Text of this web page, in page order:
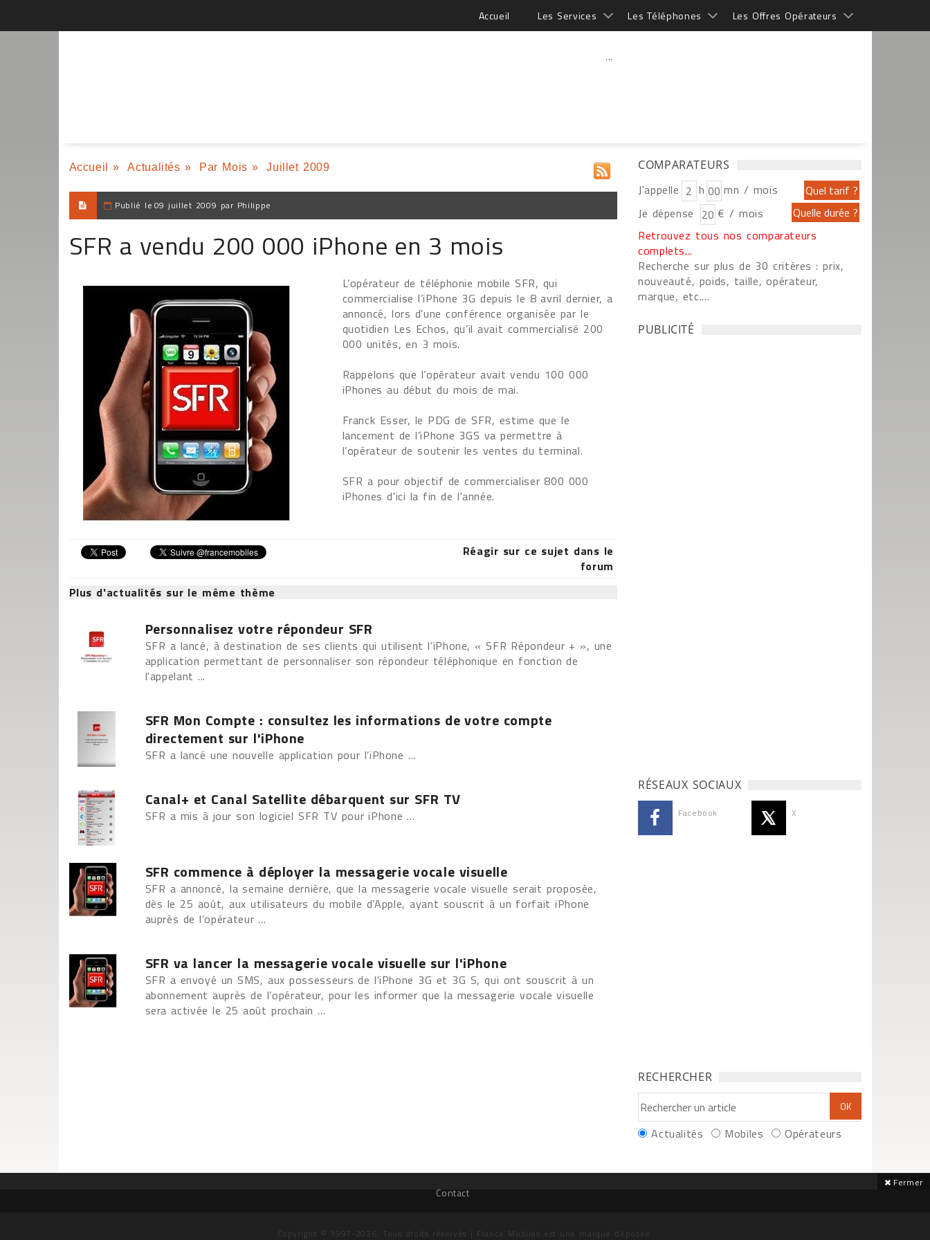
Accueil Les Services Les Téléphones Les Offres Opérateurs
...
Accueil » Actualités » Par Mois » Juillet 2009
Publié le 09 juillet 2009 par Philippe
SFR a vendu 200 000 iPhone en 3 mois
L’opérateur de téléphonie mobile SFR, qui
commercialise l’iPhone 3G depuis le 8 avril dernier, a
annoncé, lors d'une conférence organisée par le
quotidien Les Echos, qu’il avait commercialisé 200
000 unités, en 3 mois.
Rappelons que l’opérateur avait vendu 100 000
iPhones au début du mois de mai.
Franck Esser, le PDG de SFR, estime que le
lancement de l’iPhone 3GS va permettre à
l’opérateur de soutenir les ventes du terminal.
SFR a pour objectif de commercialiser 800 000
iPhones d'ici la fin de l'année.
Réagir sur ce sujet dans le
forum
Plus d'actualités sur le même thème
Personnalisez votre répondeur SFR
SFR a lancé, à destination de ses clients qui utilisent l’iPhone, « SFR Répondeur + », une
application permettant de personnaliser son répondeur téléphonique en fonction de
l'appelant ...
SFR Mon Compte : consultez les informations de votre compte
directement sur l'iPhone
SFR a lancé une nouvelle application pour l’iPhone ...
Canal+ et Canal Satellite débarquent sur SFR TV
SFR a mis à jour son logiciel SFR TV pour iPhone ...
SFR commence à déployer la messagerie vocale visuelle
SFR a annoncé, la semaine dernière, que la messagerie vocale visuelle serait proposée,
dès le 25 août, aux utilisateurs du mobile d’Apple, ayant souscrit à un forfait iPhone
auprès de l’opérateur ...
SFR va lancer la messagerie vocale visuelle sur l'iPhone
SFR a envoyé un SMS, aux possesseurs de l’iPhone 3G et 3G S, qui ont souscrit à un
abonnement auprès de l’opérateur, pour les informer que la messagerie vocale visuelle
sera activée le 25 août prochain ...
COMPARATEURS
J'appelle h
mn / mois
Je dépense
€ / mois
Retrouvez tous nos comparateurs
complets...
Recherche sur plus de 30 critères : prix,
nouveauté, poids, taille, opérateur,
marque, etc....
PUBLICITÉ
RÉSEAUX SOCIAUX
Facebook X
RECHERCHER
Actualités Mobiles Opérateurs
Contact
Copyright © 1997-2026. Tous droits réservés | France Mobiles est une marque déposée.
Fermer